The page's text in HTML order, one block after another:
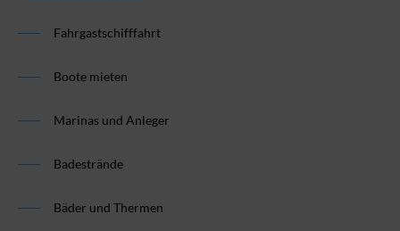
Fahrgastschifffahrt
Boote mieten
Marinas und Anleger
Badestrände
Bäder und Thermen